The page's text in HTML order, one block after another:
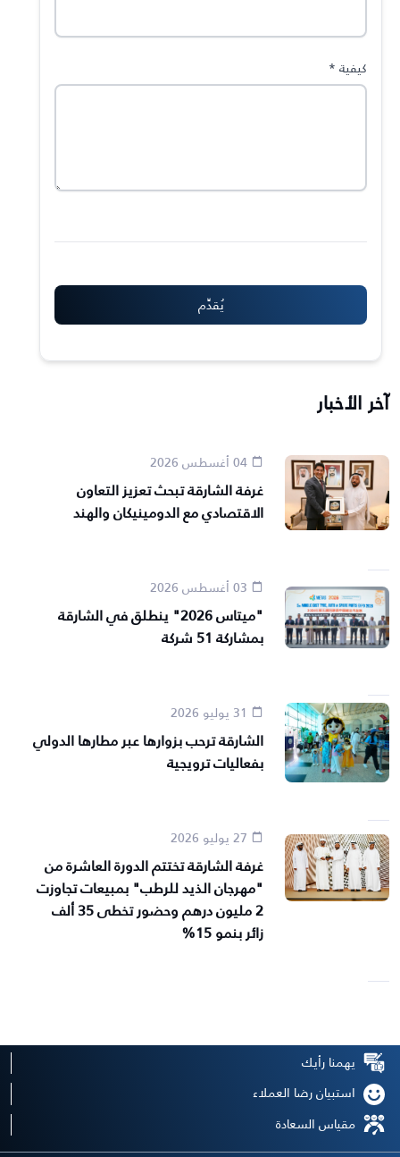
كيفية *
آخر الأخبار
04 أغسطس 2026
غرفة الشارقة تبحث تعزيز التعاون
الاقتصادي مع الدومينيكان والهند
"ميتاس 2026" ينطلق في الشارقة
بمشاركة 51 شركة
الشارقة ترحب بزوارها عبر مطارها الدولي
بفعاليات ترويجية
غرفة الشارقة تختتم الدورة العاشرة من
"مهرجان الذيد للرطب" بمبيعات تجاوزت
2 مليون درهم وحضور تخطى 35 ألف
زائر بنمو 15%
يهمنا رأيك
استبيان رضا العملاء
مقياس السعادة